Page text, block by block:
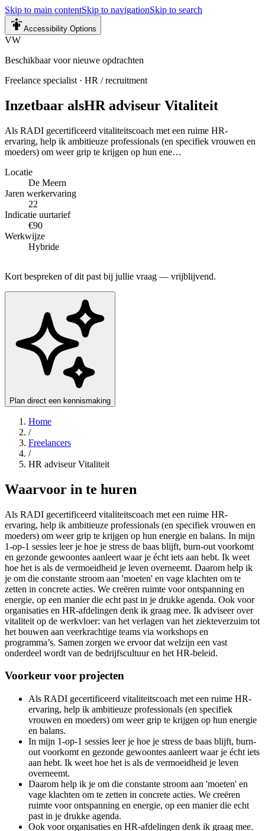
Skip to main contentSkip to navigationSkip to search
Accessibility Options
VW
Beschikbaar voor nieuwe opdrachten
Freelance specialist · HR / recruitment
Inzetbaar alsHR adviseur Vitaliteit
Als RADI gecertificeerd vitaliteitscoach met een ruime HR-
ervaring, help ik ambitieuze professionals (en specifiek vrouwen en
moeders) om weer grip te krijgen op hun ene…
Locatie
De Meern
Jaren werkervaring
22
Indicatie uurtarief
€90
Werkwijze
Hybride
Kort bespreken of dit past bij jullie vraag — vrijblijvend.
Plan direct een kennismaking
Home
/
Freelancers
/
HR adviseur Vitaliteit
Waarvoor in te huren
Als RADI gecertificeerd vitaliteitscoach met een ruime HR-
ervaring, help ik ambitieuze professionals (en specifiek vrouwen en
moeders) om weer grip te krijgen op hun energie en balans. In mijn
1-op-1 sessies leer je hoe je stress de baas blijft, burn-out voorkomt
en gezonde gewoontes aanleert waar je écht iets aan hebt. Ik weet
hoe het is als de vermoeidheid je leven overneemt. Daarom help ik
je om die constante stroom aan 'moeten' en vage klachten om te
zetten in concrete acties. We creëren ruimte voor ontspanning en
energie, op een manier die echt past in je drukke agenda. Ook voor
organisaties en HR-afdelingen denk ik graag mee. Ik adviseer over
vitaliteit op de werkvloer: van het verlagen van het ziekteverzuim tot
het bouwen aan veerkrachtige teams via workshops en
programma’s. Samen zorgen we ervoor dat welzijn een vast
onderdeel wordt van de bedrijfscultuur en het HR-beleid.
Voorkeur voor projecten
Als RADI gecertificeerd vitaliteitscoach met een ruime HR-
ervaring, help ik ambitieuze professionals (en specifiek
vrouwen en moeders) om weer grip te krijgen op hun energie
en balans.
In mijn 1-op-1 sessies leer je hoe je stress de baas blijft, burn-
out voorkomt en gezonde gewoontes aanleert waar je écht iets
aan hebt. Ik weet hoe het is als de vermoeidheid je leven
overneemt.
Daarom help ik je om die constante stroom aan 'moeten' en
vage klachten om te zetten in concrete acties. We creëren
ruimte voor ontspanning en energie, op een manier die echt
past in je drukke agenda.
Ook voor organisaties en HR-afdelingen denk ik graag mee.